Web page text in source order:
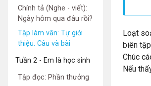
Chính tả (Nghe - viết):
Ngày hôm qua đâu rồi?
Tập làm văn: Tự giới
thiệu. Câu và bài
Tuần 2 - Em là học sinh
Tập đọc: Phần thưởng
Loạt
biên
Chúc
Nếu